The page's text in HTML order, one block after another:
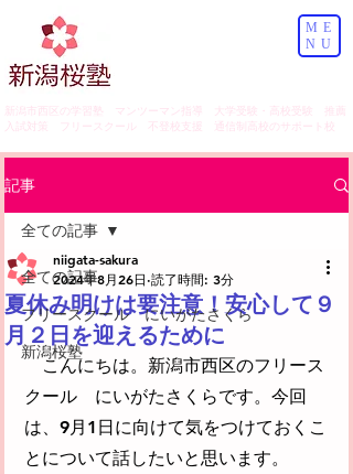
​新潟市西区の学習塾 マンツーマン指導 大学受験・高校受験 推薦
入試対策 フリースクール 不登校支援 通信制高校のサポート校
ME
NU
記事
全ての記事
フリースクール にいがたさくら
新潟桜塾
全ての記事
夏休み明けは要注意！安心して９
月２日を迎えるために
niigata-sakura
2024年8月26日 読了時間: 3分
こんにちは。新潟市西区のフリース
クール　にいがたさくらです。今回
は、9月1日に向けて気をつけておくこ
とについて話したいと思います。